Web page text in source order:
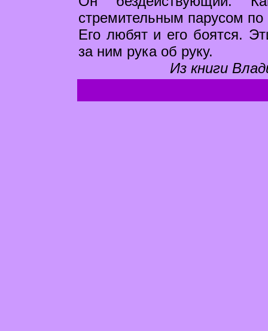
стремительным парусом
Его любят и его боятся.
за ним рука об руку.
Из книги